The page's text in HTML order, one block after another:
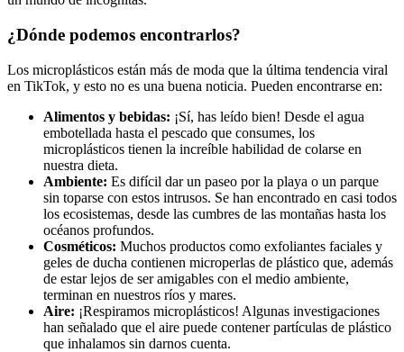
¿Dónde podemos encontrarlos?
Los microplásticos están más de moda que la última tendencia viral
en TikTok, y esto no es una buena noticia. Pueden encontrarse en:
Alimentos y bebidas: ¡Sí, has leído bien! Desde el agua
embotellada hasta el pescado que consumes, los
microplásticos tienen la increíble habilidad de colarse en
nuestra dieta.
Ambiente: Es difícil dar un paseo por la playa o un parque
sin toparse con estos intrusos. Se han encontrado en casi todos
los ecosistemas, desde las cumbres de las montañas hasta los
océanos profundos.
Cosméticos: Muchos productos como exfoliantes faciales y
geles de ducha contienen microperlas de plástico que, además
de estar lejos de ser amigables con el medio ambiente,
terminan en nuestros ríos y mares.
Aire: ¡Respiramos microplásticos! Algunas investigaciones
han señalado que el aire puede contener partículas de plástico
que inhalamos sin darnos cuenta.